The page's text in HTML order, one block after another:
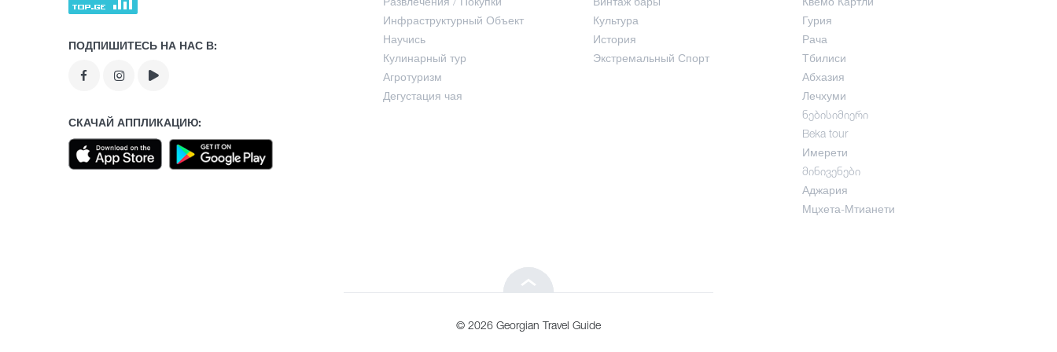
Дегустация чая
Инфраструктурный Объект
Научись
Кулинарный тур
Агротуризм
Дегустация чая
Культура
История
Экстремальный Спорт
Гурия
Рача
Тбилиси
Абхазия
Лечхуми
ნებისიმიერი
Beka tour
Имерети
მინივენები
Аджария
Мцхета-Мтианети
ПОДПИШИТЕСЬ НА НАС В:
СКАЧАЙ АППЛИКАЦИЮ:
© 2026 Georgian Travel Guide